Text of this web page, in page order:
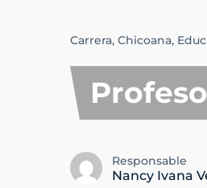
Carrera, Chicoana,
Responsable
Nancy Ivana